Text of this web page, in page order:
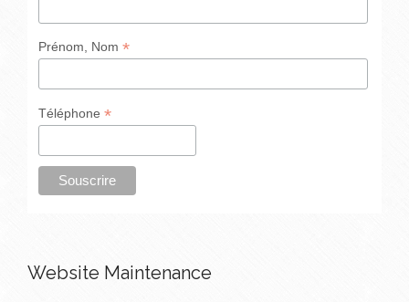
Prénom, Nom *
Téléphone *
Website Maintenance